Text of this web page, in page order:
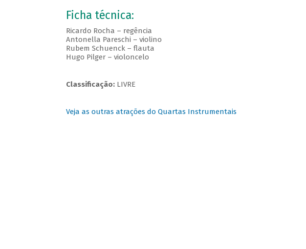
Ficha técnica:
Ricardo Rocha – regência
Antonella Pareschi – violino
Rubem Schuenck – flauta
Hugo Pilger – violoncelo
Classificação:LIVRE
Veja as outras atrações do Quartas Instrumentais